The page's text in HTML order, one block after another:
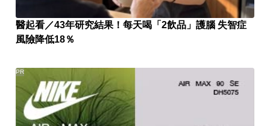
醫起看／43年研究結果！每天喝「2飲品」護腦 失智症
風險降低18％
PR